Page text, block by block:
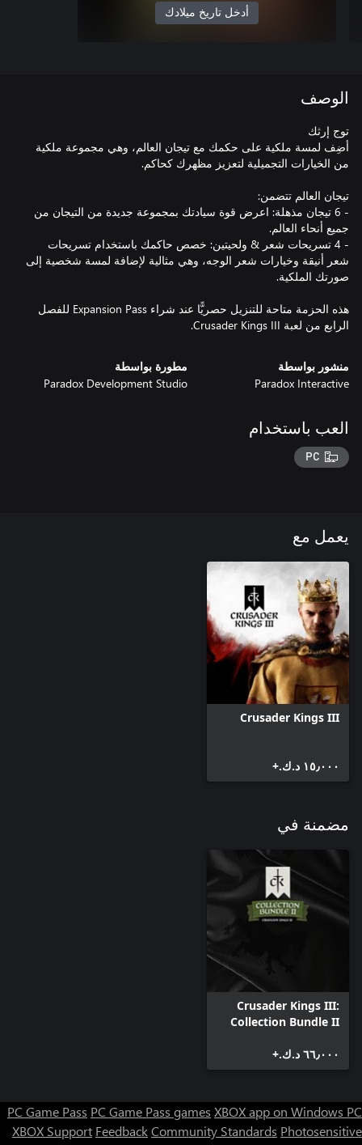
أدخل تاريخ ميلادك
الوصف
أضِف لمسة ملكية على حكمك مع تيجان العالم، وهي مجموعة ملكية
- 6 تيجان مذهلة: اعرض قوة سيادتك بمجموعة جديدة من التيجان من
- 4 تسريحات شعر & ولحيتين: خصص حاكمك باستخدام تسريحات
شعر أنيقة وخيارات شعر الوجه، وهي مثالية لإضافة لمسة شخصية إلى
هذه الحزمة متاحة للتنزيل حصريًّا عند شراء Expansion Pass للفصل
الرابع من لعبة Crusader Kings III.
منشور بواسطة
Paradox Interactive
مطورة بواسطة
Paradox Development Studio
العب باستخدام
PC
يعمل مع
Crusader Kings III
١٥٫٠٠٠ د.ك.‏+
مضمنة في
Crusader Kings III:
Collection Bundle II
٦٦٫٠٠٠ د.ك.‏+
PC Game Pass PC Game Pass games XBOX app on Windows PC
XBOX Support FeedbackCommunity Standards Photosensitive